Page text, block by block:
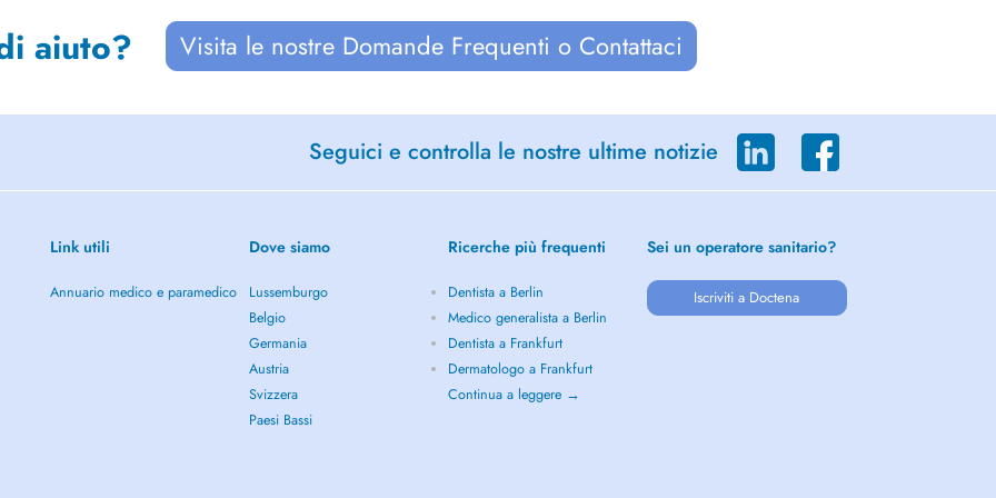
aiuto? Visita le nostre Domande Frequenti o Contattaci
Seguici e controlla le nostre ultime notizie
Link utili
Annuario medico e paramedico
Dove siamo
Lussemburgo
Belgio
Germania
Austria
Svizzera
Paesi Bassi
Ricerche più frequenti
Dentista a Berlin
Medico generalista a Berlin
Dentista a Frankfurt
Dermatologo a Frankfurt
Continua a leggere →
Sei un operatore sanitario?
Iscriviti a Doctena